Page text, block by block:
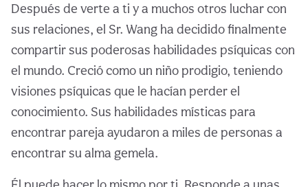
Después de verte a ti y a muchos otros luchar con
sus relaciones, el Sr. Wang ha decidido finalmente
compartir sus poderosas habilidades psíquicas con
el mundo. Creció como un niño prodigio, teniendo
visiones psíquicas que le hacían perder el
conocimiento. Sus habilidades místicas para
encontrar pareja ayudaron a miles de personas a
encontrar su alma gemela.